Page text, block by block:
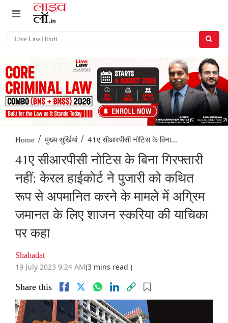
Home / मुख्य सुर्खियां / 41ए सीआरपीसी नोटिस के बिना...
41ए सीआरपीसी नोटिस के बिना गिरफ्तारी
नहीं: केरल हाईकोर्ट ने पुजारी को कथित
रूप से अपमानित करने के मामले में अग्रिम
जमानत के लिए शाजन स्करिया की याचिका
पर कहा
Shahadat
19 July 2023 9:24 AM(3 mins read )
Share this